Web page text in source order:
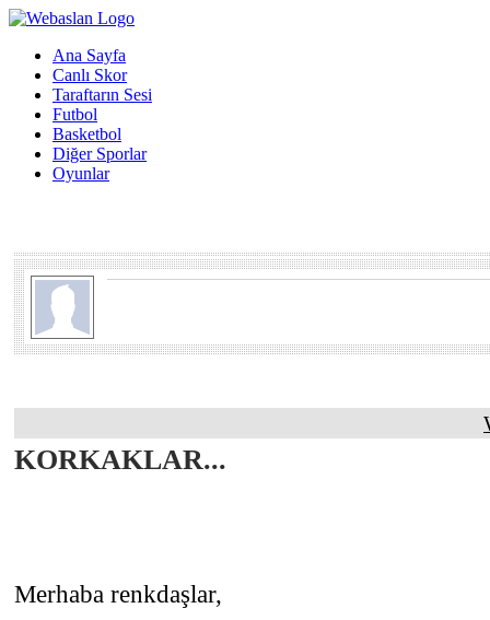
Ana Sayfa
Canlı Skor
Taraftarın Sesi
Futbol
Basketbol
Diğer Sporlar
Oyunlar
KORKAKLAR...
Merhaba renkdaşlar,